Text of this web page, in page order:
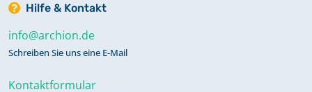
Hilfe & Kontakt
info@archion.de
Schreiben Sie uns eine E-Mail
Kontaktformular